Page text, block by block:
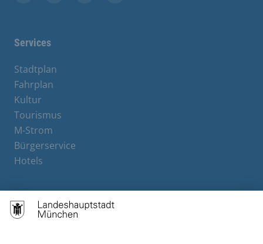
Services
Stadtplan
Fahrplan
Kultur
Tourismus
M-Strom
Bürgerservice
Hotels
Contact